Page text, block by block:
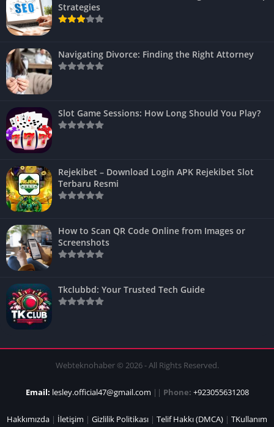
Strategies
Navigating Divorce: Finding the Right Attorney
Slot Game Sessions: How Long Should You Play?
Rejekibet – Download Login APK Rejekibet Slot
Terbaru Resmi
How to Scan QR Code Online from Images or
Screenshots
Tkclubbd: Your Trusted Tech Guide
Webteknohaber © 2026 - All Rights Reserved.
Email: lesley.official47@gmail.com || Phone: +923055631208
Hakkımızda | İletişim | Gizlilik Politikası | Telif Hakkı (DMCA) | TKullanım